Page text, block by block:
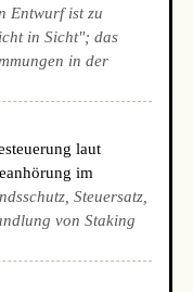
Entwurf ist zu
in Sicht"; das
in der
laut
im
Steuersatz,
von Staking